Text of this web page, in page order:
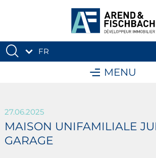
FR
MENU
27.06.2025
MAISON UNIFAMILIALE
GARAGE